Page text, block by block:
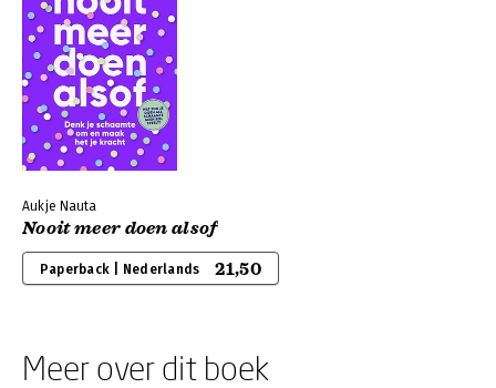
Aukje Nauta
Nooit meer doen alsof
Paperback | Nederlands 21,50
Meer over dit boek